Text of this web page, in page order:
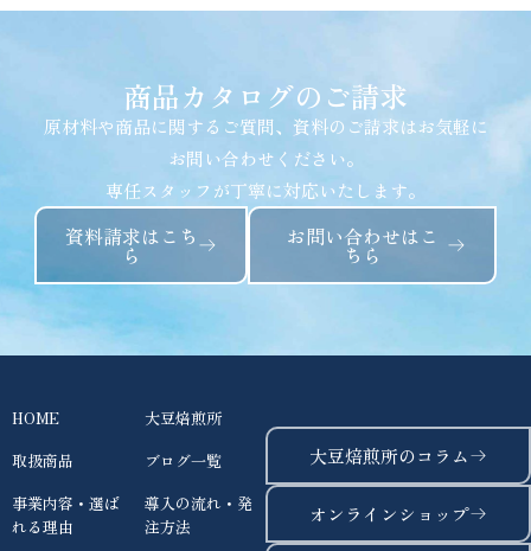
商品カタログのご請求
原材料や商品に関するご質問、資料のご請求はお気軽に
お問い合わせください。
専任スタッフが丁寧に対応いたします。
資料請求はこち
ら
お問い合わせはこ
ちら
HOME
取扱商品
事業内容・選ば
れる理由
大豆焙煎所
ブログ一覧
導入の流れ・発
注方法
大豆焙煎所のコラム
オンラインショップ